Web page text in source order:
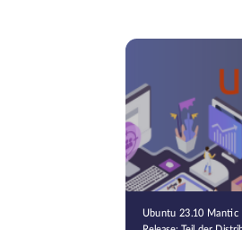
Ubuntu 23.10 Mantic